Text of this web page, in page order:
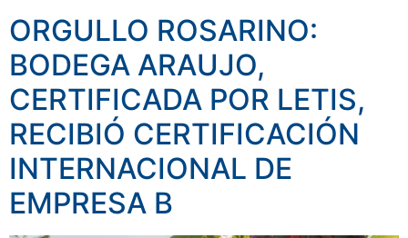
ORGULLO ROSARINO:
BODEGA ARAUJO,
CERTIFICADA POR LETIS,
RECIBIÓ CERTIFICACIÓN
INTERNACIONAL DE
EMPRESA B